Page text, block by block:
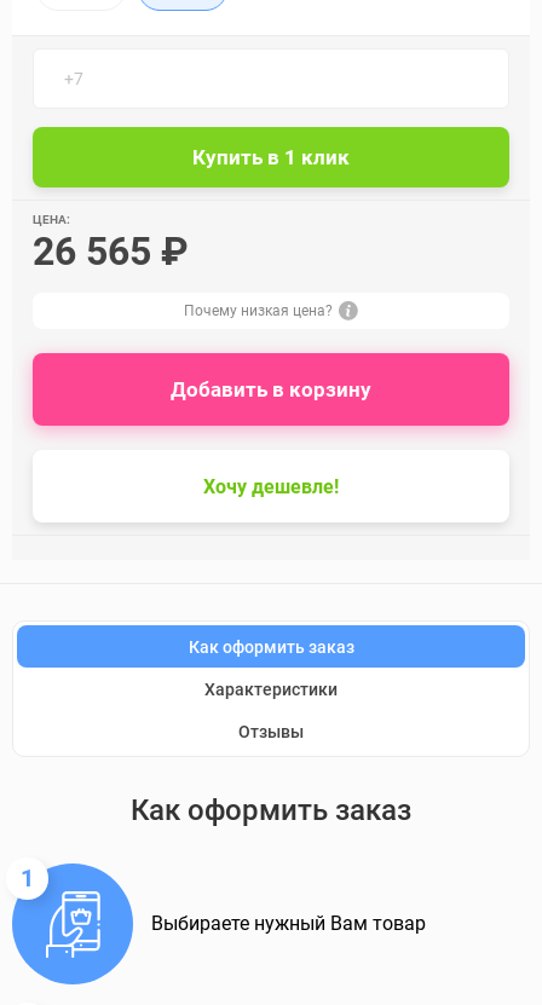
ЦЕНА:
26 565 ₽
Почему низкая цена?
Хочу дешевле!
Добавить в корзину
Как оформить заказ
Характеристики
Отзывы
Как оформить заказ
1
Выбираете нужный Вам товар